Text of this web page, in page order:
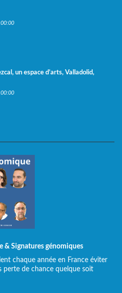
un espace d’arts, Valladolid,
& Signatures génomiques
chaque année en France éviter
perte de chance quelque soit